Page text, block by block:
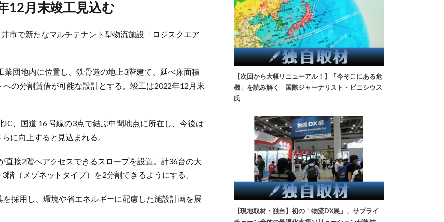
12月末竣工見込む
市で新たなマルチテナント型物流施設「ロジスクエア
団地内に位置し、鉄骨造の地上3階建て、延べ床面積
の分割賃借が可能な設計とする。竣工は2022年12月末
、国道 16 号線の3点で結ぶ中間地点に所在し、今後は
に向上すると見込まれる。
直接2階へアクセスできるスロープを設置。計36台の大
（メゾネットタイプ）を2分割できるようにする。
採用し、環境や省エネルギーに配慮した施設計画を展
【次回から大幅リニューアル！】「今そこにある危
機」を読み解く 国際ジャーナリスト・ビニシウス
氏
【現地取材・独自】初の「物流DX展」、サプライ